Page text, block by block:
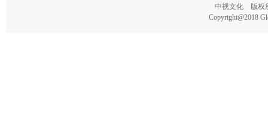
中视文化 版权
Copyright@2018